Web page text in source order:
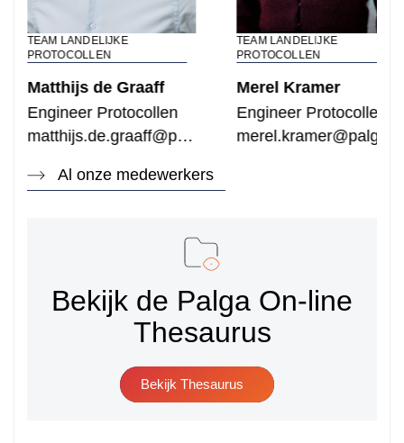
TEAM LANDELIJKE
PROTOCOLLEN
Matthijs de Graaff
Engineer Protocollen
matthijs.de.graaff@palga.nl
TEAM LANDELIJKE
PROTOCOLLEN
Merel Kramer
Engineer Protocollen
Al onze medewerkers
Bekijk de Palga On-line
Thesaurus
Bekijk Thesaurus